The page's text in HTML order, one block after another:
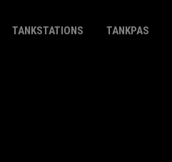
TANKSTATIONS TANKPAS